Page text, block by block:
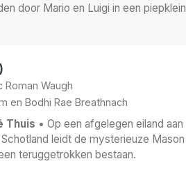
door Mario en Luigi in een piepklein
Roman Waugh
en Bodhi Rae Breathnach
Thuis • Op een afgelegen eiland aan
leidt de mysterieuze Mason
teruggetrokken bestaan.